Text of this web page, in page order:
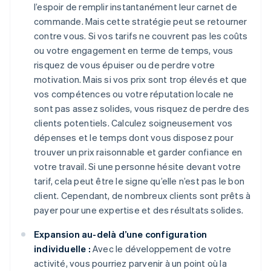
l’espoir de remplir instantanément leur carnet de
commande. Mais cette stratégie peut se retourner
contre vous. Si vos tarifs ne couvrent pas les coûts
ou votre engagement en terme de temps, vous
risquez de vous épuiser ou de perdre votre
motivation. Mais si vos prix sont trop élevés et que
vos compétences ou votre réputation locale ne
sont pas assez solides, vous risquez de perdre des
clients potentiels. Calculez soigneusement vos
dépenses et le temps dont vous disposez pour
trouver un prix raisonnable et garder confiance en
votre travail. Si une personne hésite devant votre
tarif, cela peut être le signe qu’elle n’est pas le bon
client. Cependant, de nombreux clients sont prêts à
payer pour une expertise et des résultats solides.
Expansion au-delà d’une configuration
individuelle : Avec le développement de votre
activité, vous pourriez parvenir à un point où la